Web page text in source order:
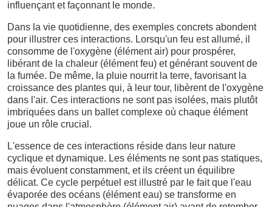
influençant et façonnant le monde.
Dans la vie quotidienne, des exemples concrets abondent
pour illustrer ces interactions. Lorsqu'un feu est allumé, il
consomme de l'oxygène (élément air) pour prospérer,
libérant de la chaleur (élément feu) et générant souvent de
la fumée. De même, la pluie nourrit la terre, favorisant la
croissance des plantes qui, à leur tour, libèrent de l'oxygène
dans l'air. Ces interactions ne sont pas isolées, mais plutôt
imbriquées dans un ballet complexe où chaque élément
joue un rôle crucial.
L'essence de ces interactions réside dans leur nature
cyclique et dynamique. Les éléments ne sont pas statiques,
mais évoluent constamment, et ils créent un équilibre
délicat. Ce cycle perpétuel est illustré par le fait que l'eau
évaporée des océans (élément eau) se transforme en